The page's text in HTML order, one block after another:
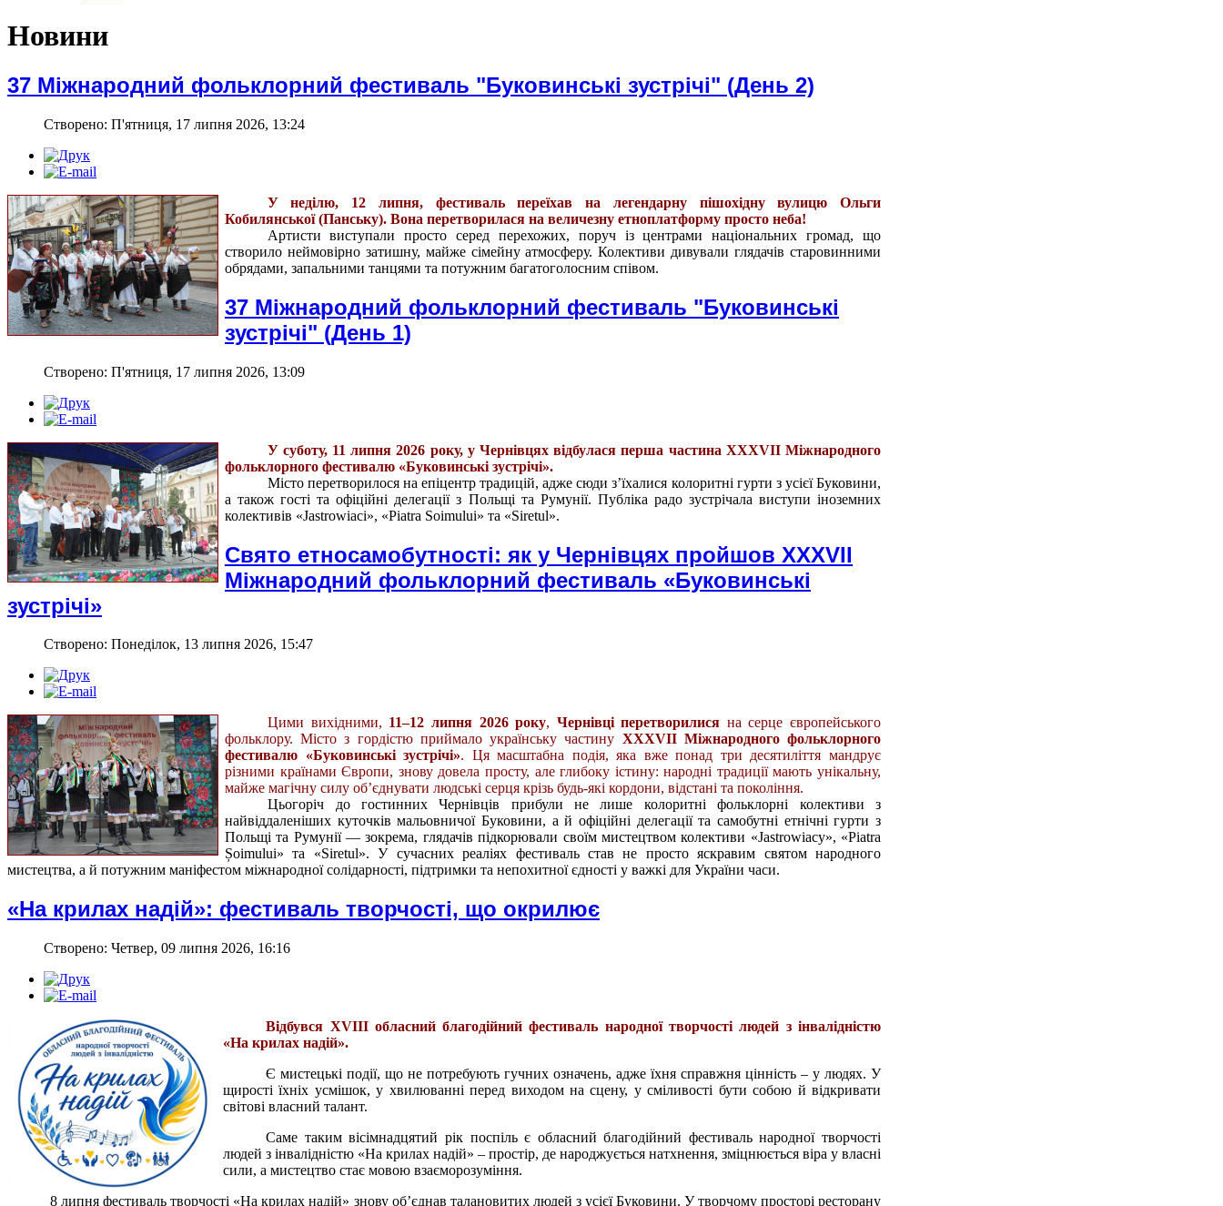
Новини
37 Міжнародний фольклорний фестиваль "Буковинські зустрічі" (День 2)
Створено: П'ятниця, 17 липня 2026, 13:24
У неділю, 12 липня, фестиваль переїхав на легендарну пішохідну вулицю Ольги
Кобилянської (Панську). Вона перетворилася на величезну етноплатформу просто неба!
Артисти виступали просто серед перехожих, поруч із центрами національних громад, що
створило неймовірно затишну, майже сімейну атмосферу. Колективи дивували глядачів старовинними
обрядами, запальними танцями та потужним багатоголосним співом.
37 Міжнародний фольклорний фестиваль "Буковинські
зустрічі" (День 1)
Створено: П'ятниця, 17 липня 2026, 13:09
У суботу, 11 липня 2026 року, у Чернівцях відбулася перша частина XXXVII Міжнародного
фольклорного фестивалю «Буковинські зустрічі».
Місто перетворилося на епіцентр традицій, адже сюди зʼїхалися колоритні гурти з усієї Буковини,
а також гості та офіційні делегації з Польщі та Румунії. Публіка радо зустрічала виступи іноземних
колективів «Jastrowiaci», «Piatra Soimului» та «Siretul».
Свято етносамобутності: як у Чернівцях пройшов XXXVII
Міжнародний фольклорний фестиваль «Буковинські
зустрічі»
Створено: Понеділок, 13 липня 2026, 15:47
Цими вихідними, 11–12 липня 2026 року, Чернівці перетворилися на серце європейського
фольклору. Місто з гордістю приймало українську частину XXXVII Міжнародного фольклорного
фестивалю «Буковинські зустрічі». Ця масштабна подія, яка вже понад три десятиліття мандрує
різними країнами Європи, знову довела просту, але глибоку істину: народні традиції мають унікальну,
майже магічну силу об’єднувати людські серця крізь будь-які кордони, відстані та покоління.
Цьогоріч до гостинних Чернівців прибули не лише колоритні фольклорні колективи з
найвіддаленіших куточків мальовничої Буковини, а й офіційні делегації та самобутні етнічні гурти з
Польщі та Румунії — зокрема, глядачів підкорювали своїм мистецтвом колективи «Jastrowiacy», «Piatra
Șoimului» та «Siretul». У сучасних реаліях фестиваль став не просто яскравим святом народного
мистецтва, а й потужним маніфестом міжнародної солідарності, підтримки та непохитної єдності у важкі для України часи.
«На крилах надій»: фестиваль творчості, що окрилює
Створено: Четвер, 09 липня 2026, 16:16
Відбувся XVIII обласний благодійний фестиваль народної творчості людей з інвалідністю
«На крилах надій».
Є мистецькі події, що не потребують гучних означень, адже їхня справжня цінність – у людях. У
щирості їхніх усмішок, у хвилюванні перед виходом на сцену, у сміливості бути собою й відкривати
світові власний талант.
Саме таким вісімнадцятий рік поспіль є обласний благодійний фестиваль народної творчості
людей з інвалідністю «На крилах надій» – простір, де народжується натхнення, зміцнюється віра у власні
сили, а мистецтво стає мовою взаєморозуміння.
8 липня фестиваль творчості «На крилах надій» знову об’єднав талановитих людей з усієї Буковини. У творчому просторі ресторану